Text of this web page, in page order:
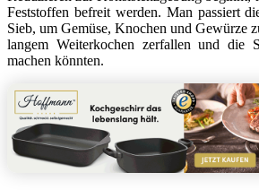
Feststoffen befreit werden. Man passiert
Sieb, um Gemüse, Knochen und Gewürze
langem Weiterkochen zerfallen und die
machen könnten.